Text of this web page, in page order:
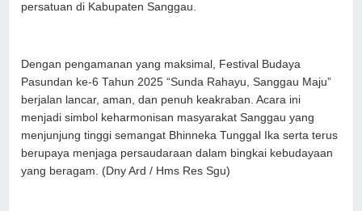
persatuan di Kabupaten Sanggau.
Dengan pengamanan yang maksimal, Festival Budaya
Pasundan ke-6 Tahun 2025 “Sunda Rahayu, Sanggau Maju”
berjalan lancar, aman, dan penuh keakraban. Acara ini
menjadi simbol keharmonisan masyarakat Sanggau yang
menjunjung tinggi semangat Bhinneka Tunggal Ika serta terus
berupaya menjaga persaudaraan dalam bingkai kebudayaan
yang beragam. (Dny Ard / Hms Res Sgu)